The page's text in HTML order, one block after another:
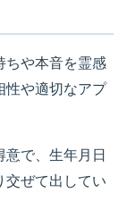
ちや本音を霊感
性や適切なアプ
意で、生年月日
交ぜて出してい